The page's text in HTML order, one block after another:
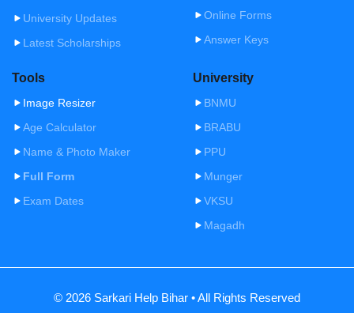
University Updates
Latest Scholarships
Online Forms
Answer Keys
Tools
Image Resizer
Age Calculator
Name & Photo Maker
Full Form
Exam Dates
University
BNMU
BRABU
PPU
Munger
VKSU
Magadh
© 2026 Sarkari Help Bihar • All Rights Reserved